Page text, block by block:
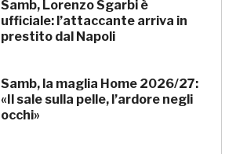
Samb, Lorenzo Sgarbi è
ufficiale: l’attaccante arriva in
prestito dal Napoli
Samb, la maglia Home 2026/27:
«Il sale sulla pelle, l’ardore negli
occhi»